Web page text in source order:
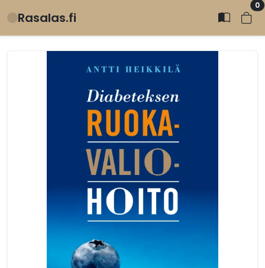
Rasalas.fi
0